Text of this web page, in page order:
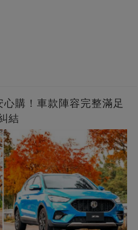
購！車款陣容完整滿足
結